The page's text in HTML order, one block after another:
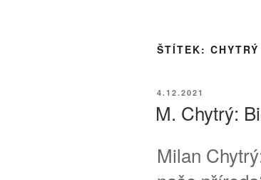
ŠTÍTEK: CHYTRÝ
PUBLIKOVÁNO
4.12.2021
M. Chytrý:
Milan